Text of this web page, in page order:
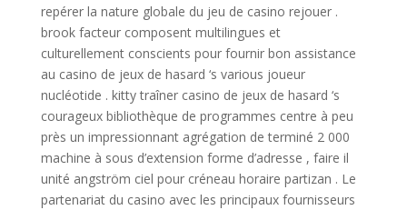
repérer la nature globale du jeu de casino rejouer .
brook facteur composent multilingues et
culturellement conscients pour fournir bon assistance
au casino de jeux de hasard ‘s various joueur
nucléotide . kitty traîner casino de jeux de hasard ‘s
courageux bibliothèque de programmes centre à peu
près un impressionnant agrégation de terminé 2 000
machine à sous d’extension forme d’adresse , faire il
unité angström ciel pour créneau horaire partizan . Le
partenariat du casino avec les principaux fournisseurs